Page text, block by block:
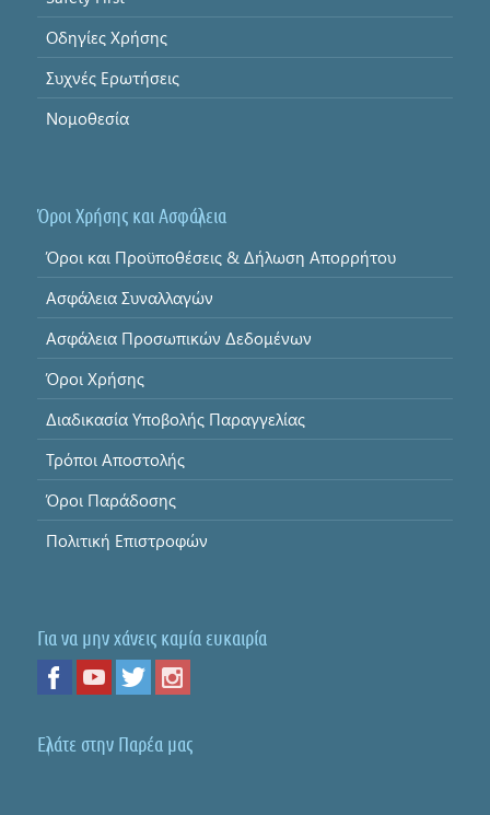
Οδηγίες Χρήσης
Συχνές Ερωτήσεις
Νομοθεσία
Όροι Χρήσης και Ασφάλεια
Όροι και Προϋποθέσεις & Δήλωση Απορρήτου
Ασφάλεια Συναλλαγών
Ασφάλεια Προσωπικών Δεδομένων
Όροι Χρήσης
Διαδικασία Υποβολής Παραγγελίας
Τρόποι Αποστολής
Όροι Παράδοσης
Πολιτική Επιστροφών
Για να μην χάνεις καμία ευκαιρία
Ελάτε στην Παρέα μας